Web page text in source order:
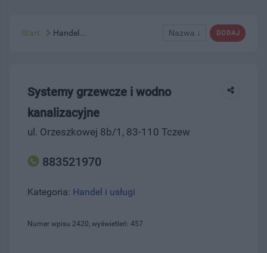
DODAJ
Nazwa ↓
Start Handel...
Systemy grzewcze i wodno
kanalizacyjne
ul. Orzeszkowej 8b/1, 83-110 Tczew
883521970
Kategoria: Handel i usługi
Numer wpisu 2420, wyświetleń: 457